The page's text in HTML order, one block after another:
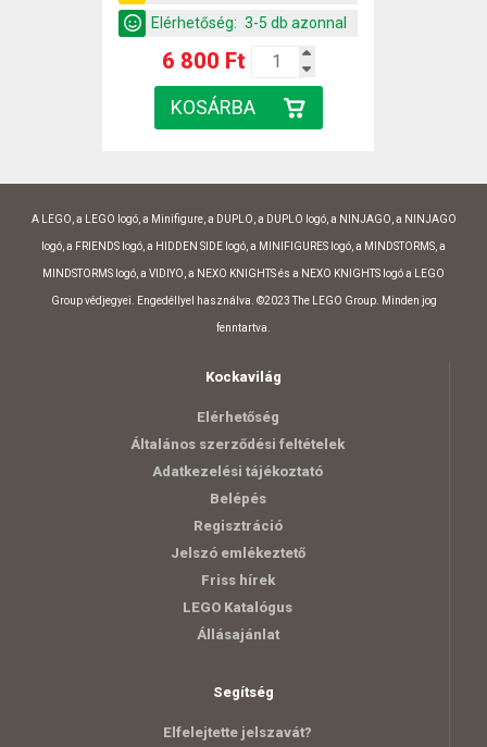
Elérhetőség: 3-5 db azonnal
6 800 Ft
A LEGO, a LEGO logó, a Minifigure, a DUPLO, a DUPLO logó, a NINJAGO, a NINJAGO
logó, a FRIENDS logó, a HIDDEN SIDE logó, a MINIFIGURES logó, a MINDSTORMS, a
MINDSTORMS logó, a VIDIYO, a NEXO KNIGHTS és a NEXO KNIGHTS logó a LEGO
Group védjegyei. Engedéllyel használva. ©2023 The LEGO Group. Minden jog
fenntartva.
Kockavilág
Elérhetőség
Általános szerződési feltételek
Adatkezelési tájékoztató
Belépés
Regisztráció
Jelszó emlékeztető
Friss hírek
LEGO Katalógus
Állásajánlat
Segítség
Elfelejtette jelszavát?